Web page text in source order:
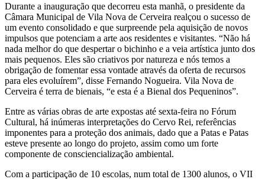
Durante a inauguração que decorreu esta manhã, o presidente da
Câmara Municipal de Vila Nova de Cerveira realçou o sucesso de
um evento consolidado e que surpreende pela aquisição de novos
impulsos que potenciam a arte aos residentes e visitantes. “Não há
nada melhor do que despertar o bichinho e a veia artística junto dos
mais pequenos. Eles são criativos por natureza e nós temos a
obrigação de fomentar essa vontade através da oferta de recursos
para eles evoluírem”, disse Fernando Nogueira. Vila Nova de
Cerveira é terra de bienais, “e esta é a Bienal dos Pequeninos”.
Entre as várias obras de arte expostas até sexta-feira no Fórum
Cultural, há inúmeras interpretações do Cervo Rei, referências
imponentes para a proteção dos animais, dado que a Patas e Patas
esteve presente ao longo do projeto, assim como um forte
componente de consciencialização ambiental.
Com a participação de 10 escolas, num total de 1300 alunos, o VII